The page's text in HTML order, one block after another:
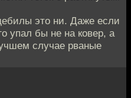
это ни. Даже если
упал бы не на ковер, а
случае рваные